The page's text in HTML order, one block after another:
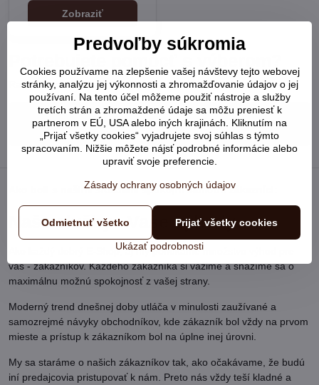
Zobraziť
Radi Vám poradíme:
+421 948 902 752
Ako boli s našimi službami spokojní samotní zákazníci:
Naše služby - Vaše výhody
Ako každý dobrý E-Shop, aj my ponúkame množstvo výhod pre
vás - zákazníkov. Každého zákazníka si vážime a snažíme sa o
maximálnu možnú spokojnosť z vašej strany.
Moderný trend dnešnej doby utláča v minulosti zaužívané a
samozrejmé návyky obchodníkov, kde zákazník bol vždy na prvom
mieste a prístup k zákazníkom bol na úplne inej úrovni.
My sa staráme o našich zákazníkov tak, ako očakávame, že budú
iní predajcovia pristupovať k nám. Preto nás vždy teší kladné a
Predvoľby súkromia
Cookies používame na zlepšenie vašej návštevy tejto webovej
stránky, analýzu jej výkonnosti a zhromažďovanie údajov o jej
používaní. Na tento účel môžeme použiť nástroje a služby
tretích strán a zhromaždené údaje sa môžu preniesť k
partnerom v EÚ, USA alebo iných krajinách. Kliknutím na
„Prijať všetky cookies“ vyjadrujete svoj súhlas s týmto
spracovaním. Nižšie môžete nájsť podrobné informácie alebo
upraviť svoje preferencie.
Zásady ochrany osobných údajov
Ukázať podrobnosti
Prijať všetky cookies
Odmietnuť všetko